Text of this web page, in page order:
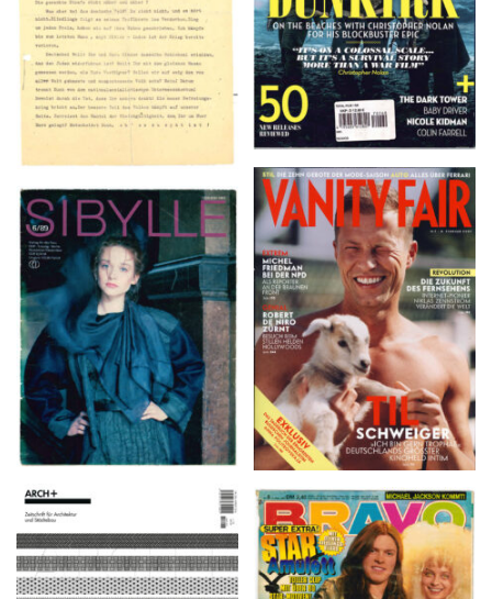
VANITY FAIR – Nr. 7 –
8. Februar 2007
SIBYLLE 6/89
ARCH+ Nr. 226, Herbst
2016
BRAVO – Nr. 8, 13. Febr.
1997